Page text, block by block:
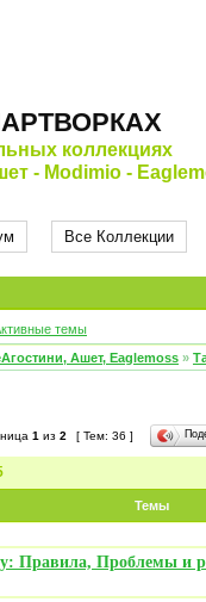
коллекциях
- Modimio -
Все Коллекции
темы
Ашет, Eaglemoss »
1 из 2 [ Тем: 36 ]
Темы
Правила, Проблемы и